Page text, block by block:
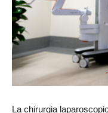
La chirurgia